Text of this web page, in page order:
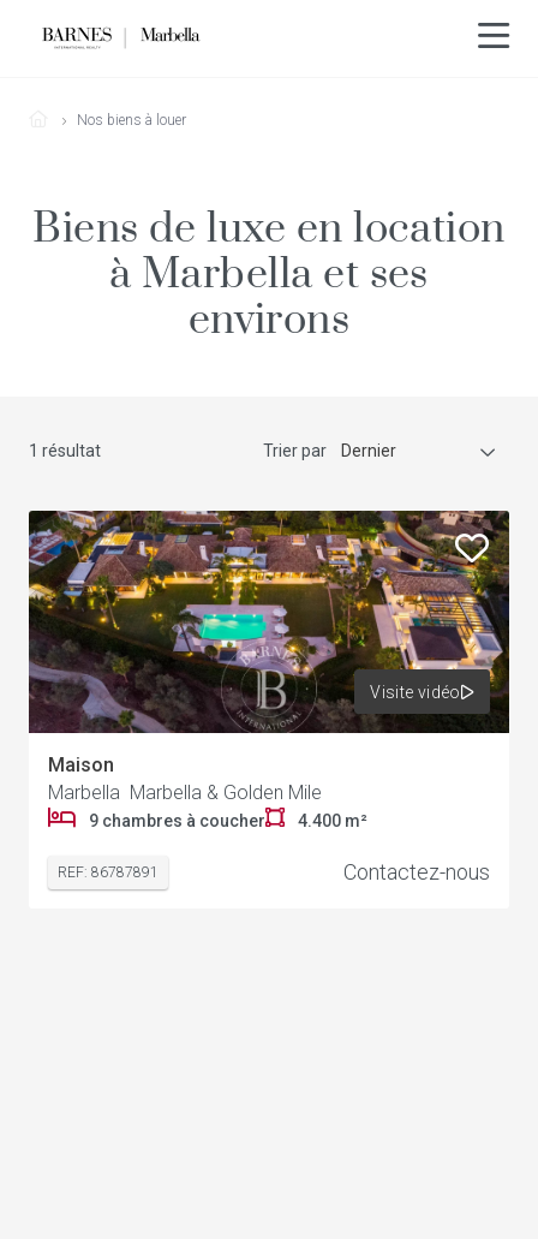
Nos biens à louer
Biens de luxe en location
à Marbella et ses
environs
1 résultat Trier par Dernier
Visite vidéo
Maison
Marbella Marbella & Golden Mile
9 chambres à coucher 4.400 m²
REF: 86787891 Contactez-nous